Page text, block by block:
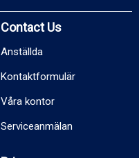
Contact Us
Anställda
Kontaktformulär
Våra kontor
Serviceanmälan